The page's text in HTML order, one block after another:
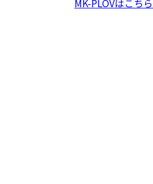
MK-PLOVはこちら